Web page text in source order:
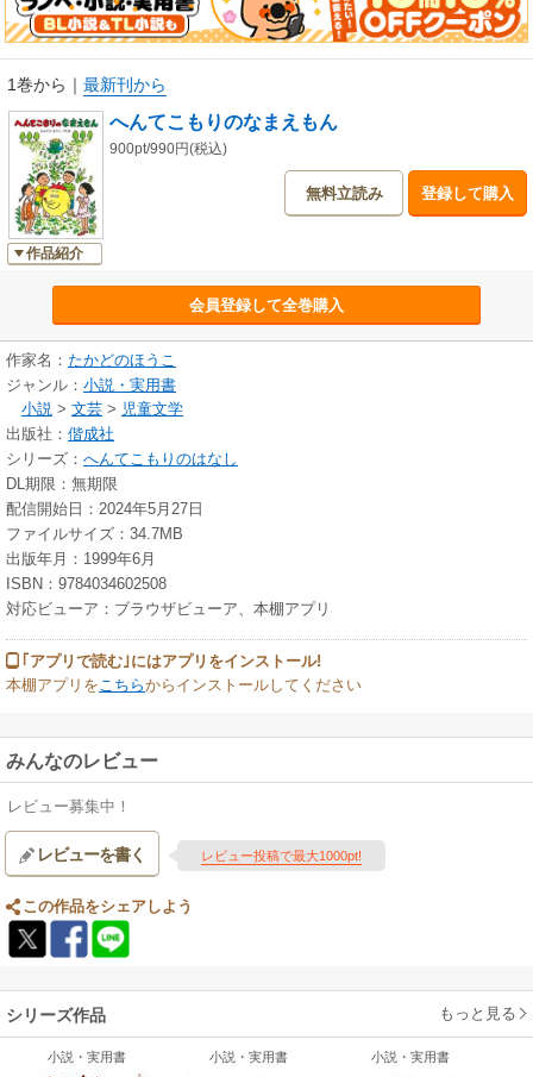
1巻から ｜ 最新刊から
作品紹介
へんてこもりのなまえもん
900pt/990円(税込)
無料立読み 登録して購入
会員登録して全巻購入
作家名： たかどのほうこ
ジャンル： 小説・実用書
小説 > 文芸 > 児童文学
出版社： 偕成社
シリーズ： へんてこもりのはなし
DL期限：無期限
配信開始日：2024年5月27日
ファイルサイズ：34.7MB
出版年月：1999年6月
ISBN：9784034602508
対応ビューア：ブラウザビューア、本棚アプリ
｢アプリで読む｣にはアプリをインストール!
本棚アプリをこちらからインストールしてください
みんなのレビュー
レビュー募集中！
レビューを書く レビュー投稿で最大1000pt!
この作品をシェアしよう
シリーズ作品 もっと見る
小説・実用書 小説・実用書 小説・実用書